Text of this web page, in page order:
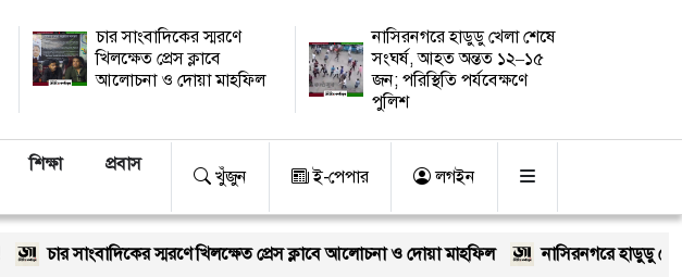
চার সাংবাদিকের স্মরণে
খিলক্ষেত প্রেস ক্লাবে
আলোচনা ও দোয়া মাহফিল
নাসিরনগরে হাডুডু খেলা শেষে
সংঘর্ষ, আহত অন্তত ১২–১৫
জন; পরিস্থিতি পর্যবেক্ষণে
পুলিশ
শিক্ষা প্রবাস
খুঁজুন ই-পেপার লগইন
স্মরণে খিলক্ষেত প্রেস ক্লাবে আলোচনা ও দোয়া মাহফিল নাসিরনগরে হাডুডু খেলা শেষে সংঘর্ষ,